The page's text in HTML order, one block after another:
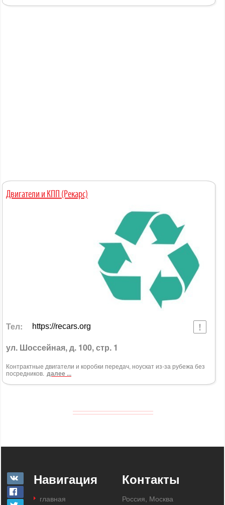
Двигатели и КПП (Рекарс)
Тел: https://recars.org
ул. Шоссейная, д. 100, стр. 1
Контрактные двигатели и коробки передач, ноускат из-за рубежа без
посредников. далее ...
Навигация
главная
Контакты
Россия, Москва